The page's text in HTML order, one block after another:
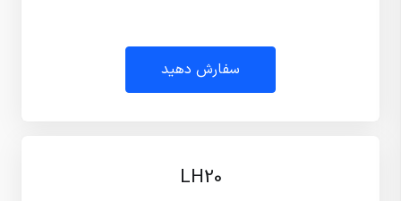
سفارش دهید
LH20